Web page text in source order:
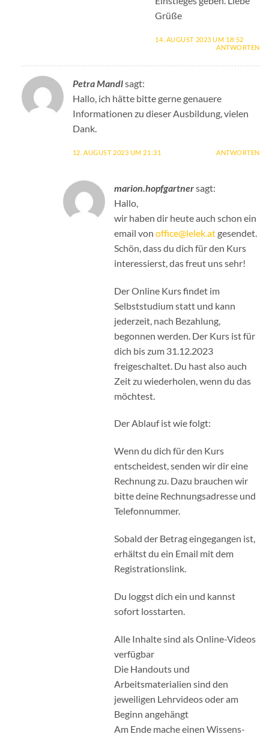
Grüße
14. AUGUST 2023 UM 18:52
ANTWORTEN
Petra Mandlsagt:
Hallo, ich hätte bitte gerne genauere
Informationen zu dieser Ausbildung, vielen
Dank.
12. AUGUST 2023 UM 21:31 ANTWORTEN
marion.hopfgartnersagt:
Hallo,
wir haben dir heute auch schon ein
email von office@lelek.atgesendet.
Schön, dass du dich für den Kurs
interessierst, das freut uns sehr!
Der Online Kurs findet im
Selbststudium statt und kann
jederzeit, nach Bezahlung,
begonnen werden. Der Kurs ist für
dich bis zum 31.12.2023
freigeschaltet. Du hast also auch
Zeit zu wiederholen, wenn du das
möchtest.
Der Ablauf ist wie folgt:
Wenn du dich für den Kurs
entscheidest, senden wir dir eine
Rechnung zu. Dazu brauchen wir
bitte deine Rechnungsadresse und
Telefonnummer.
Sobald der Betrag eingegangen ist,
erhältst du ein Email mit dem
Registrationslink.
Du loggst dich ein und kannst
sofort losstarten.
Alle Inhalte sind als Online-Videos
verfügbar
Die Handouts und
Arbeitsmaterialien sind den
jeweiligen Lehrvideos oder am
Beginn angehängt
Am Ende mache einen Wissens-